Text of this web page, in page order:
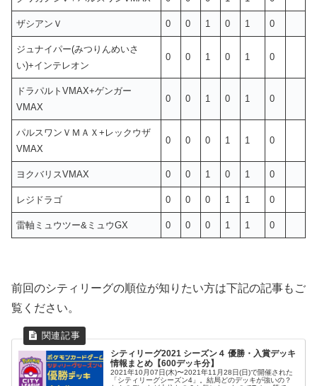
ザシアンＶ 0 0 1 0 1 0
ジュナイパー(みつりんめいさ
い)+インテレオン
0 0 1 0 1 0
ドラパルトVMAX+ゲンガー
VMAX
0 0 1 0 1 0
パルスワンＶＭＡＸ+レックウザ
VMAX
0 0 0 1 1 0
ヨクバリスVMAX 0 0 1 0 1 0
レジドラゴ 0 0 0 1 1 0
雷軸ミュウツー&ミュウGX 0 0 0 1 1 0
前回のシティリーグの順位が知りたい方は下記の記事もご
覧ください。
シティリーグ2021 シーズン４ 優勝・入賞デッキ
情報まとめ【600デッキ分】
2021年10月07日(木)〜2021年11月28日(日)で開催された
「シティリーグシーズン4」。結局どのデッキが強いの？